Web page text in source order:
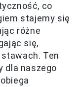
co
stajemy się
różne
się,
Ten
dla naszego